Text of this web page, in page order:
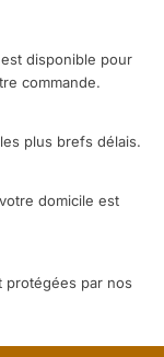
disponible pour
commande.
plus brefs délais.
domicile est
protégées par nos